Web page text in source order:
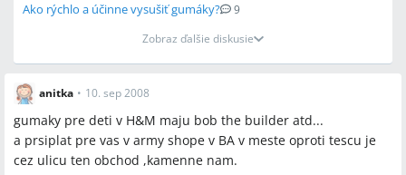
Ako rýchlo a účinne vysušiť gumáky?
9
Zobraz ďalšie diskusie
anitka • 10. sep 2008
gumaky pre deti v H&M maju bob the builder atd...
a prsiplat pre vas v army shope v BA v meste oproti tescu je
cez ulicu ten obchod ,kamenne nam.